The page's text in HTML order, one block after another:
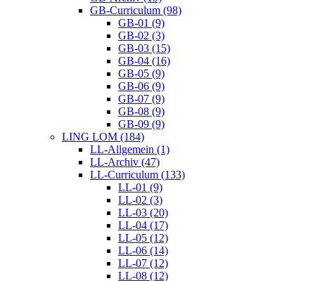
GB-Curriculum (98)
GB-01 (9)
GB-02 (3)
GB-03 (15)
GB-04 (16)
GB-05 (9)
GB-06 (9)
GB-07 (9)
GB-08 (9)
GB-09 (9)
LING LOM (184)
LL-Allgemein (1)
LL-Archiv (47)
LL-Curriculum (133)
LL-01 (9)
LL-02 (3)
LL-03 (20)
LL-04 (17)
LL-05 (12)
LL-06 (14)
LL-07 (12)
LL-08 (12)